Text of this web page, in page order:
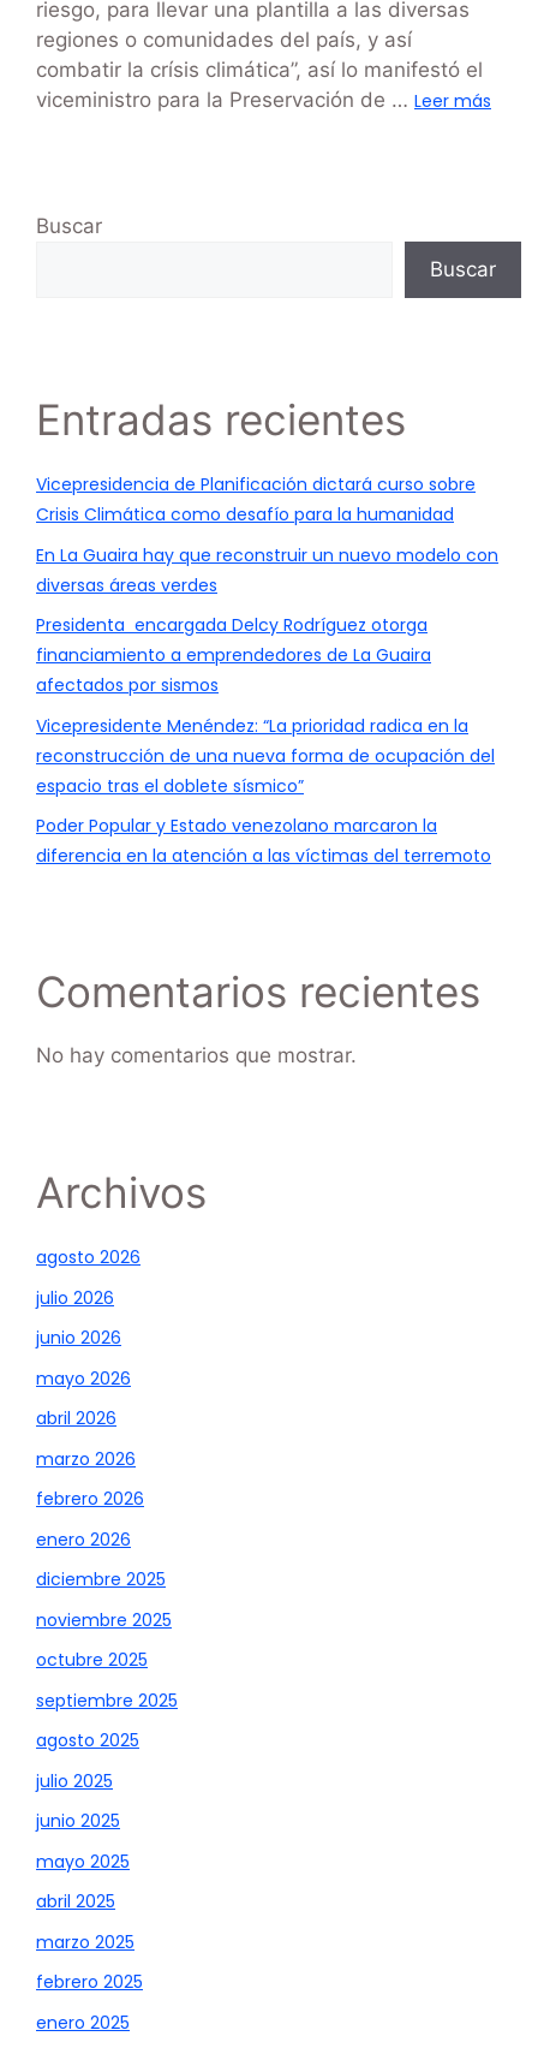
riesgo, para llevar una plantilla a las diversas
regiones o comunidades del país, y así
combatir la crísis climática”, así lo manifestó el
viceministro para la Preservación de … Leer más
Buscar
Buscar
Entradas recientes
Vicepresidencia de Planificación dictará curso sobre
Crisis Climática como desafío para la humanidad
En La Guaira hay que reconstruir un nuevo modelo con
diversas áreas verdes
Presidenta encargada Delcy Rodríguez otorga
financiamiento a emprendedores de La Guaira
afectados por sismos
Vicepresidente Menéndez: “La prioridad radica en la
reconstrucción de una nueva forma de ocupación del
espacio tras el doblete sísmico”
Poder Popular y Estado venezolano marcaron la
diferencia en la atención a las víctimas del terremoto
Comentarios recientes
No hay comentarios que mostrar.
Archivos
agosto 2026
julio 2026
junio 2026
mayo 2026
abril 2026
marzo 2026
febrero 2026
enero 2026
diciembre 2025
noviembre 2025
octubre 2025
septiembre 2025
agosto 2025
julio 2025
junio 2025
mayo 2025
abril 2025
marzo 2025
febrero 2025
enero 2025